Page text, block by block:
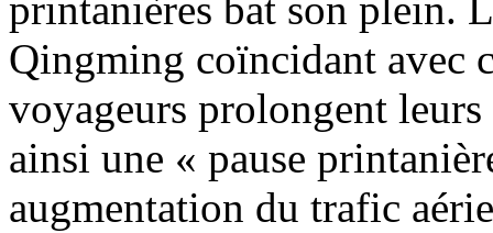
Qingming coïncidant avec
voyageurs prolongent
ainsi une « pause
augmentation du trafic